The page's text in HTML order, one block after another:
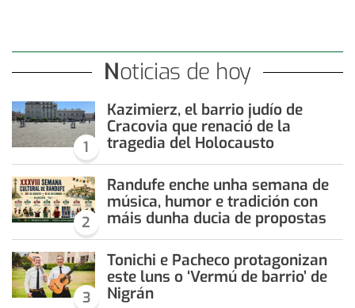
Noticias de hoy
1
Kazimierz, el barrio judío de
Cracovia que renació de la
tragedia del Holocausto
2
Randufe enche unha semana de
música, humor e tradición con
máis dunha ducia de propostas
3
Tonichi e Pacheco protagonizan
este luns o ‘Vermú de barrio’ de
Nigrán